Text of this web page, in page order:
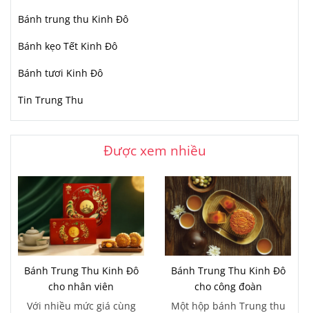
Bánh trung thu Kinh Đô
Bánh kẹo Tết Kinh Đô
Bánh tươi Kinh Đô
Tin Trung Thu
Được xem nhiều
Bánh Trung Thu Kinh Đô
cho nhân viên
Với nhiều mức giá cùng
Bánh Trung Thu Kinh Đô
cho công đoàn
Một hộp bánh Trung thu